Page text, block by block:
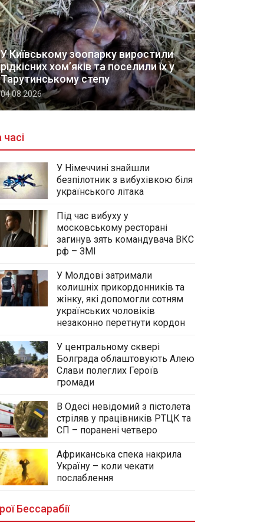
У Київському зоопарку виростили
рідкісних хом’яків та поселили їх у
Тарутинському степу
04.08.2026
часі
У Німеччині знайшли
безпілотник з вибухівкою біля
українського літака
Під час вибуху у
московському ресторані
загинув зять командувача ВКС
рф – ЗМІ
У Молдові затримали
колишніх прикордонників та
жінку, які допомогли сотням
українських чоловіків
незаконно перетнути кордон
У центральному сквері
Болграда облаштовують Алею
Слави полеглих Героїв
громади
В Одесі невідомий з пістолета
стріляв у працівників РТЦК та
СП – поранені четверо
Африканська спека накрила
Україну – коли чекати
послаблення
Бессарабії
У центральному сквері Болграда
облаштовують Алею Слави
полеглих Героїв громади
03.08.2026